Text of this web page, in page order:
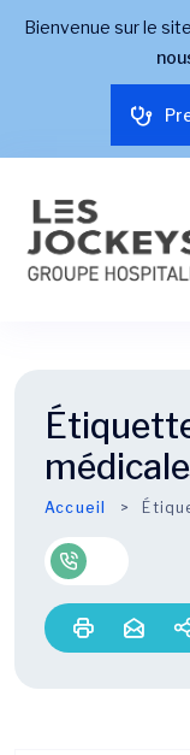
Bienvenue sur le
Accueil